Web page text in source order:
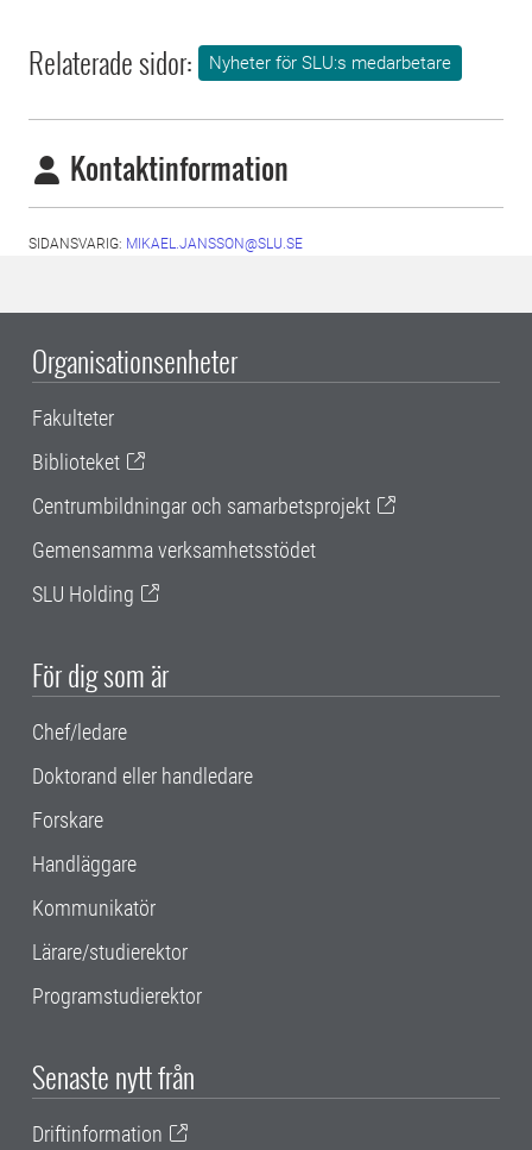
Relaterade sidor: Nyheter för SLU:s medarbetare
Kontaktinformation
SIDANSVARIG: MIKAEL.JANSSON@SLU.SE
Organisationsenheter
Fakulteter
Biblioteket
Centrumbildningar och samarbetsprojekt
Gemensamma verksamhetsstödet
SLU Holding
För dig som är
Chef/ledare
Doktorand eller handledare
Forskare
Handläggare
Kommunikatör
Lärare/studierektor
Programstudierektor
Senaste nytt från
Driftinformation